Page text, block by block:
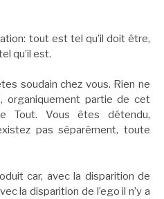
tout est tel qu’il doit être,
qu’il est.
soudain chez vous. Rien ne
organiquement partie de cet
Tout. Vous êtes détendu,
pas séparément, toute
car, avec la disparition de
la disparition de l’ego il n’y a